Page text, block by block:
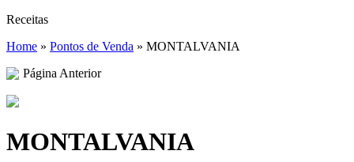
Receitas
Home » Pontos de Venda » MONTALVANIA
Página Anterior
MONTALVANIA